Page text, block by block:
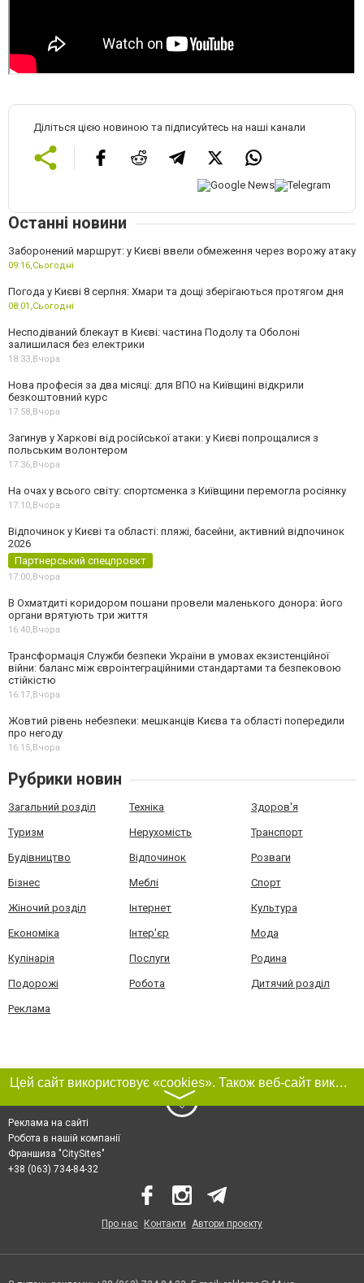
Діліться цією новиною та підписуйтесь на наші канали
Останні новини
Заборонений маршрут: у Києві ввели обмеження через ворожу атаку
09:16,Сьогодні
Погода у Києві 8 серпня: Хмари та дощі зберігаються протягом дня
08:01,Сьогодні
Несподіваний блекаут в Києві: частина Подолу та Оболоні
залишилася без електрики
18:33,Вчора
Нова професія за два місяці: для ВПО на Київщині відкрили
безкоштовний курс
17:58,Вчора
Загинув у Харкові від російської атаки: у Києві попрощалися з
польським волонтером
17:36,Вчора
На очах у всього світу: спортсменка з Київщини перемогла росіянку
17:10,Вчора
Відпочинок у Києві та області: пляжі, басейни, активний відпочинок
2026
Партнерський спецпроєкт
17:00,Вчора
В Охматдиті коридором пошани провели маленького донора: його
органи врятують три життя
16:40,Вчора
Трансформація Служби безпеки України в умовах екзистенційної
війни: баланс між євроінтеграційними стандартами та безпековою
стійкістю
16:17,Вчора
Жовтий рівень небезпеки: мешканців Києва та області попередили
про негоду
16:15,Вчора
Рубрики новин
Загальний розділ Техніка Здоров'я
Туризм Нерухомість Транспорт
Будівництво Відпочинок Розваги
Бізнес Меблі Спорт
Жіночий розділ Інтернет Культура
Економіка Інтер'єр Мода
Кулінарія Послуги Родина
Подорожі Робота Дитячий розділ
Реклама
Цей сайт використовує «cookies». Також веб-сайт використовує інтернет-сервіс для збору технічних даних стосовно відвідувачів з метою отримання маркетингової та статистичної інформації. Умови обробки даних відвідувачів сайту див.
〉
Реклама на сайті
Робота в нашій компанії
Франшиза "CitySites"
+38 (063) 734-84-32
Про нас Контакти Автори проєкту